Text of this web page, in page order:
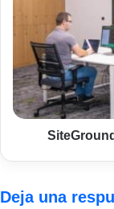
web
de
alta
calidad
Deja una